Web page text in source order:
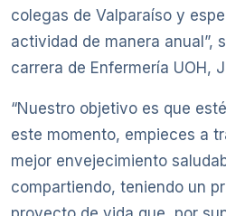
colegas de Valparaíso y
actividad de manera anual”,
carrera de Enfermería UOH,
“Nuestro objetivo es que
este momento, empieces a
mejor envejecimiento
compartiendo, teniendo un